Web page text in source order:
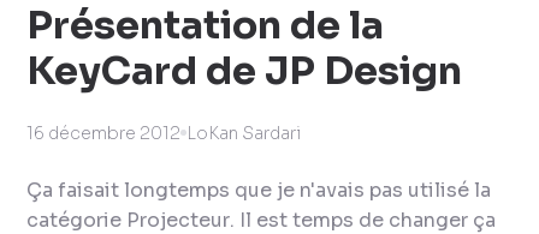
Présentation de la
KeyCard de JP Design
16 décembre 2012 LoKan Sardari
Ça faisait longtemps que je n'avais pas utilisé la
catégorie Projecteur. Il est temps de changer ça